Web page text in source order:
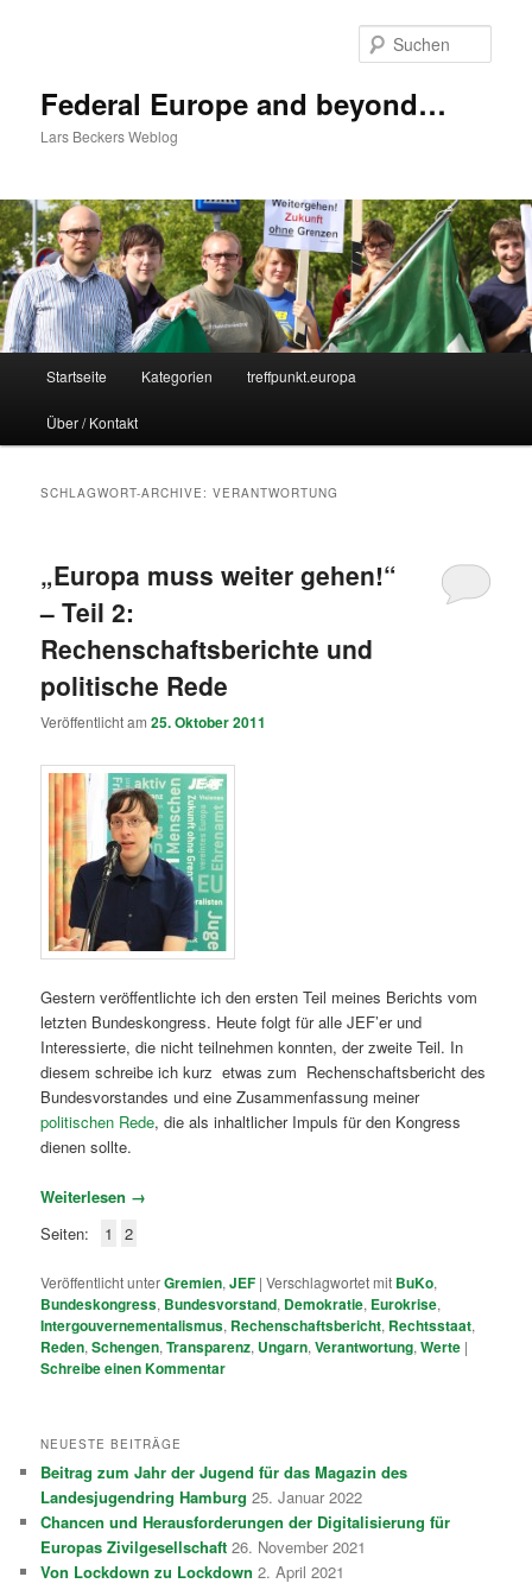
Federal Europe and beyond…
Lars Beckers Weblog
Startseite Kategorien treffpunkt.europa
Über / Kontakt
SCHLAGWORT-ARCHIVE:VERANTWORTUNG
„Europa muss weiter gehen!“
– Teil 2:
Rechenschaftsberichte und
politische Rede
Veröffentlicht am25. Oktober 2011
Gestern veröffentlichte ich den ersten Teil meines Berichts vom
letzten Bundeskongress. Heute folgt für alle JEF’er und
Interessierte, die nicht teilnehmen konnten, der zweite Teil. In
diesem schreibe ich kurz etwas zum Rechenschaftsbericht des
Bundesvorstandes und eine Zusammenfassung meiner
politischen Rede, die als inhaltlicher Impuls für den Kongress
dienen sollte.
Weiterlesen →
Seiten:
1 2
Veröffentlicht unterGremien,JEF |Verschlagwortet mit BuKo,
Bundeskongress, Bundesvorstand, Demokratie, Eurokrise,
Intergouvernementalismus, Rechenschaftsbericht, Rechtsstaat,
Reden,Schengen,Transparenz, Ungarn,Verantwortung,Werte |
Schreibe einen Kommentar
NEUESTE BEITRÄGE
Beitrag zum Jahr der Jugend für das Magazin des
Landesjugendring Hamburg 25. Januar 2022
Chancen und Herausforderungen der Digitalisierung für
Europas Zivilgesellschaft 26. November 2021
Von Lockdown zu Lockdown 2. April 2021